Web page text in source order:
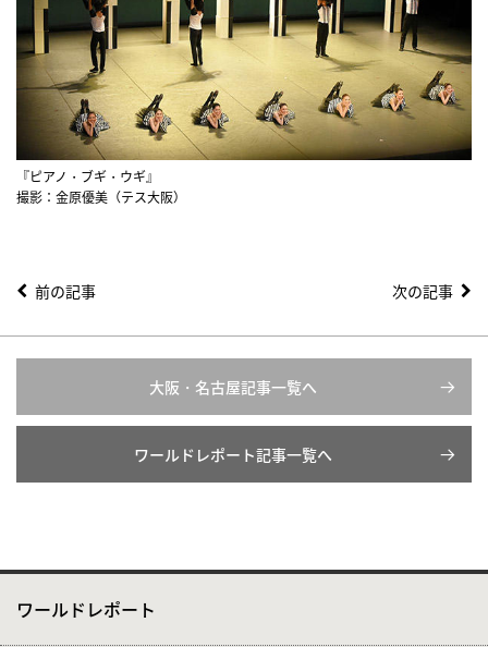
『ピアノ・ブギ・ウギ』
撮影：金原優美（テス大阪）
前の記事 次の記事
大阪・名古屋記事一覧へ
ワールドレポート記事一覧へ
ワールドレポート